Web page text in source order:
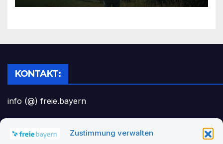
Zustimmung verwalten
KONTAKT:
info (@) freie.bayern